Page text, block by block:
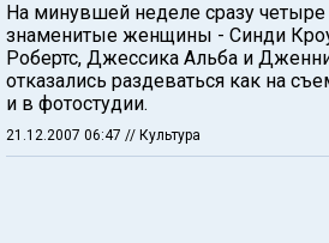
На минувшей неделе сразу
знаменитые женщины - Синди
Робертс, Джессика Альба и
отказались раздеваться как на
и в фотостудии.
21.12.2007 06:47 // Культура